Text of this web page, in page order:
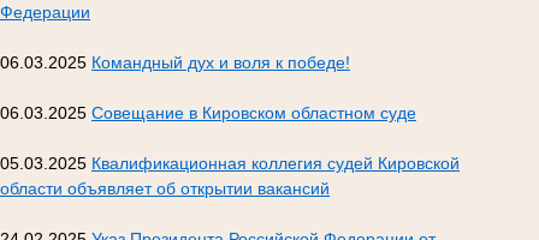
Федерации
06.03.2025 Командный дух и воля к победе!
06.03.2025 Совещание в Кировском областном суде
05.03.2025 Квалификационная коллегия судей Кировской
области объявляет об открытии вакансий